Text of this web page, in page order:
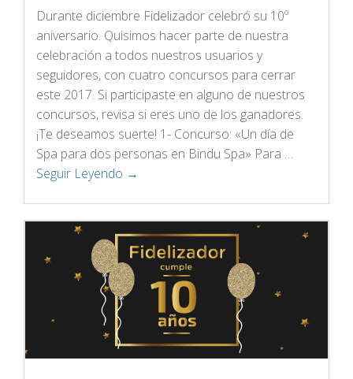
Durante diciembre Fidelizador celebró su 10º
aniversario. Quisimos hacer parte de nuestra
celebración a todos nuestros usuarios y
seguidores, con cuatro concursos para cerrar
este 2017. Si participaste en alguno de nuestros
concursos, revisa si eres uno de los ganadores.
¡Te deseamos suerte! 1- Concurso: «Un día de
Spa para dos personas en Bindu Spa» Para …
Seguir Leyendo →